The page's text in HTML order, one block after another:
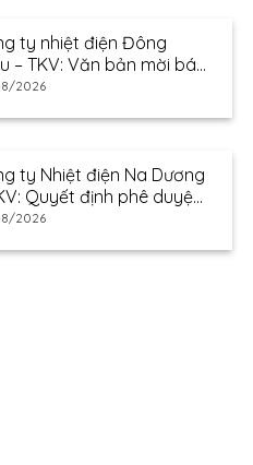
ty nhiệt điện Đông
– TKV: Văn bản mời báo
2026
ty Nhiệt điện Na Dương
Quyết định phê duyệt
lựa chọn nhà cung
2026